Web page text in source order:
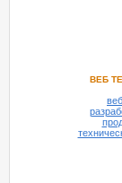
ВЕБ